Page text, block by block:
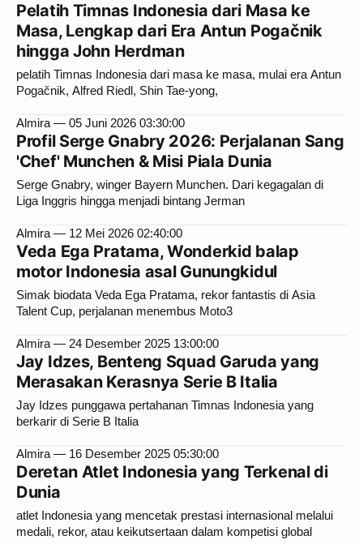
Pelatih Timnas Indonesia dari Masa ke
Masa, Lengkap dari Era Antun Pogačnik
hingga John Herdman
pelatih Timnas Indonesia dari masa ke masa, mulai era Antun
Pogačnik, Alfred Riedl, Shin Tae-yong,
Almira 05 Juni 2026 03:30:00
Profil Serge Gnabry 2026: Perjalanan Sang
'Chef' Munchen & Misi Piala Dunia
Serge Gnabry, winger Bayern Munchen. Dari kegagalan di
Liga Inggris hingga menjadi bintang Jerman
Almira 12 Mei 2026 02:40:00
Veda Ega Pratama, Wonderkid balap
motor Indonesia asal Gunungkidul
Simak biodata Veda Ega Pratama, rekor fantastis di Asia
Talent Cup, perjalanan menembus Moto3
Almira 24 Desember 2025 13:00:00
Jay Idzes, Benteng Squad Garuda yang
Merasakan Kerasnya Serie B Italia
Jay Idzes punggawa pertahanan Timnas Indonesia yang
berkarir di Serie B Italia
Almira 16 Desember 2025 05:30:00
Deretan Atlet Indonesia yang Terkenal di
Dunia
atlet Indonesia yang mencetak prestasi internasional melalui
medali, rekor, atau keikutsertaan dalam kompetisi global